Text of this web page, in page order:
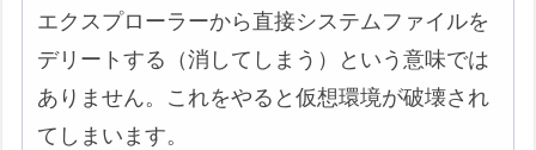
エクスプローラーから直接システムファイルを
デリートする（消してしまう）という意味では
ありません。これをやると仮想環境が破壊され
てしまいます。